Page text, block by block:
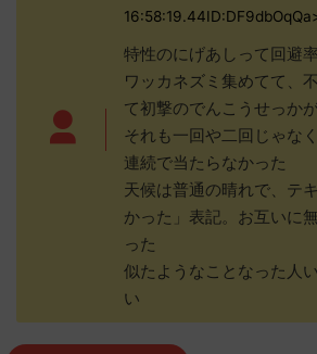
特性のにげあしって回避
ワッカネズミ集めてて、
て初撃のでんこうせっか
それも一回や二回じゃな
連続で当たらなかった
天候は普通の晴れで、テ
かった」表記。お互いに
った
似たようなことなった人
い